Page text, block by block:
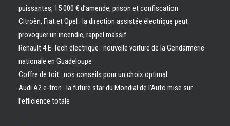
puissantes, 15 000 € d’amende, prison et confiscation
Citroën, Fiat et Opel : la direction assistée électrique peut
provoquer un incendie, rappel massif
Renault 4 E-Tech électrique : nouvelle voiture de la Gendarmerie
nationale en Guadeloupe
Coffre de toit : nos conseils pour un choix optimal
Audi A2 e-tron : la future star du Mondial de l’Auto mise sur
l’efficience totale